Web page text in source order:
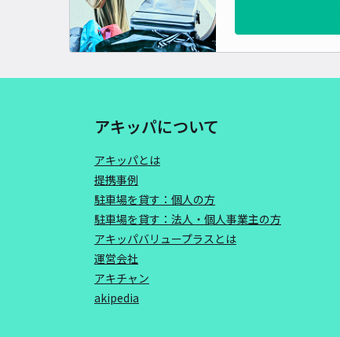
アキッパについて
アキッパとは
提携事例
駐車場を貸す：個人の方
駐車場を貸す：法人・個人事業主の方
アキッパバリュープラスとは
運営会社
アキチャン
akipedia